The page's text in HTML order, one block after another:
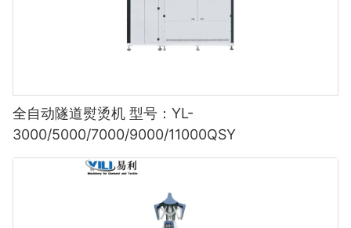
全自动隧道熨烫机 型号：YL-
3000/5000/7000/9000/11000QSY